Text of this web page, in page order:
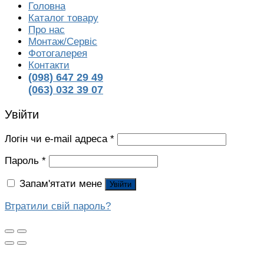
Головна
Каталог товару
Про нас
Монтаж/Сервіс
Фотогалерея
Контакти
(098) 647 29 49
(063) 032 39 07
Увійти
Логін чи e-mail адреса *
Пароль *
Запам'ятати мене Увійти
Втратили свій пароль?